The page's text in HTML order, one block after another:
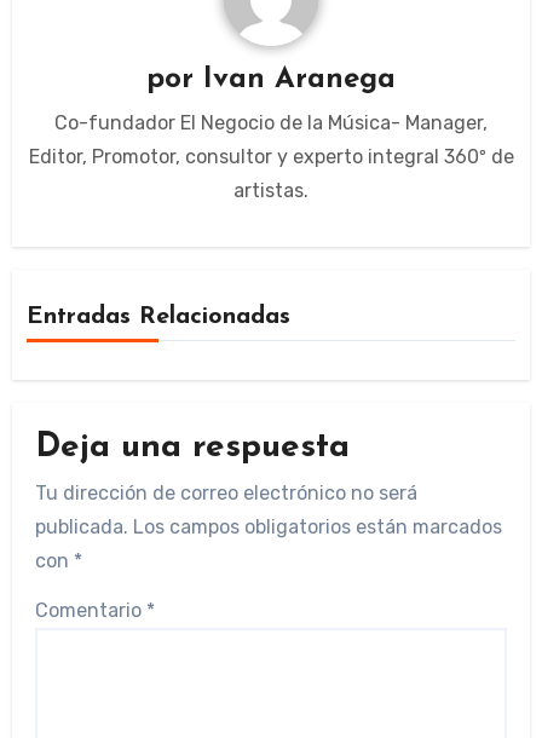
por Ivan Aranega
Co-fundador El Negocio de la Música- Manager,
Editor, Promotor, consultor y experto integral 360º de
artistas.
Entradas Relacionadas
Deja una respuesta
Tu dirección de correo electrónico no será
publicada. Los campos obligatorios están marcados
con *
Comentario *